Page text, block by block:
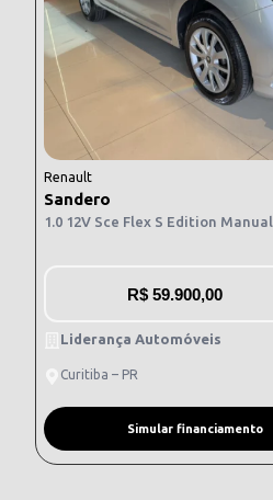
Renault
Sandero
1.0 12V Sce Flex S Edition Manual
R$ 59.900,00
Liderança Automóveis
Curitiba – PR
Simular financiamento